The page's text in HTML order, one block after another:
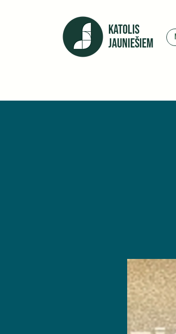
KATOLIS
JAUNIEŠIEM